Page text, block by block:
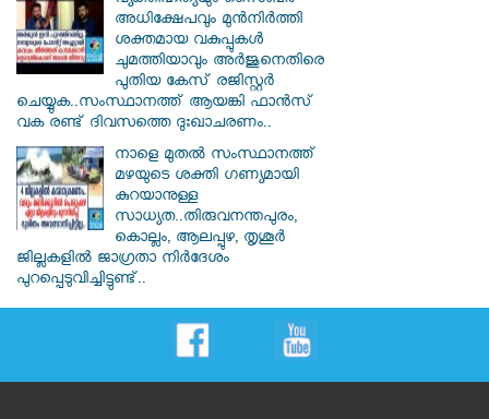
അധിക്ഷേപവും മുന്‍നിര്‍ത്തി
ശക്തമായ വകുപ്പുകള്‍
ചുമത്തിയാവും അർജുനെതിരെ
പുതിയ കേസ് രജിസ്റ്റര്‍
ചെയ്യുക..സംസ്ഥാനത്ത് ആയങ്കി ഫാൻസ്
വക രണ്ട് ദിവസത്തെ ദുഃഖാചരണം..
നാളെ മുതൽ സംസ്ഥാനത്ത്
മഴയുടെ ശക്തി ഗണ്യമായി
കുറയാനുള്ള
സാധ്യത..തിരുവനന്തപുരം,
കൊല്ലം, ആലപ്പുഴ, തൃശൂർ
ജില്ലകളിൽ ജാഗ്രതാ നിർദേശം
പുറപ്പെടുവിച്ചിട്ടുണ്ട്..